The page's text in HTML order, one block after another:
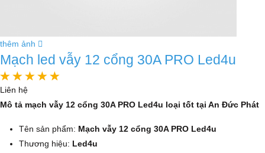
thêm ảnh
Mạch led vẫy 12 cổng 30A PRO Led4u
Liên hệ
Mô tả mạch vẫy 12 cổng 30A PRO Led4u loại tốt tại An Đức Phát
Tên sản phẩm: Mạch vẫy 12 cổng 30A PRO Led4u
Thương hiệu: Led4u